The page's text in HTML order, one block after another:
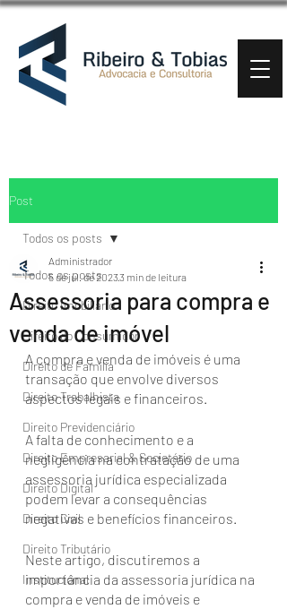
Post
Todos os posts
Direito Imobiliário
Direito do Consumidor
Direito de Família
Direito Trabalhista
Direito Previdenciário
Direito Empresarial & Societário
Direito Digital
Direito Civil
Direito Tributário
Institucional
Todos os posts
Assessoria para compra e
venda de imóvel
Administrador
5 de jul. de 20233 min de leitura
A compra e venda de imóveis é uma
transação que envolve diversos
aspectos legais e financeiros.
A falta de conhecimento e a
negligência na contratação de uma
assessoria jurídica especializada
podem levar a consequências
negativas e benefícios financeiros.
Neste artigo, discutiremos a
importância da assessoria jurídica na
compra e venda de imóveis e